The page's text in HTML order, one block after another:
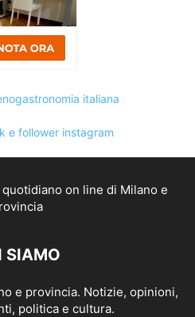
SIAMO
e provincia. Notizie, opinioni,
politica e cultura.